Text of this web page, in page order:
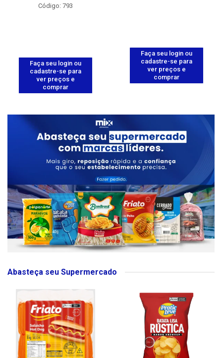
Código: 793
Faça seu login ou
cadastre-se para
ver preços e
comprar
Faça seu login ou
cadastre-se para
ver preços e
comprar
Abasteça seu Supermercado